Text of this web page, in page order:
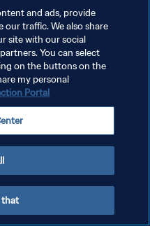
سياسة الخصوصية
إدارة تفضيلات ملفات تعريف الارتباط
and ads, provide
our traffic. We also share
site with our social
You can select
on the buttons on the
my personal
Portal
that